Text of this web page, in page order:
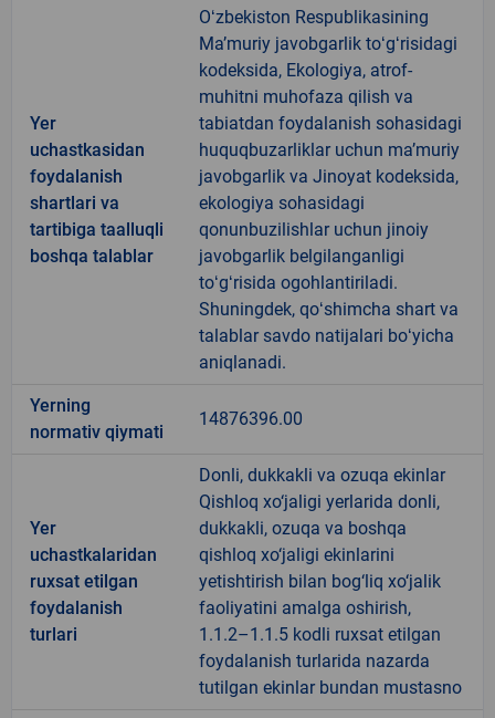
Yer
uchastkasidan
foydalanish
shartlari va
tartibiga taalluqli
boshqa talablar
Oʻzbekiston Respublikasining
Maʼmuriy javobgarlik toʻgʻrisidagi
kodeksida, Ekologiya, atrof-
muhitni muhofaza qilish va
tabiatdan foydalanish sohasidagi
huquqbuzarliklar uchun maʼmuriy
javobgarlik va Jinoyat kodeksida,
ekologiya sohasidagi
qonunbuzilishlar uchun jinoiy
javobgarlik belgilanganligi
toʻgʻrisida ogohlantiriladi.
Shuningdek, qoʻshimcha shart va
talablar savdo natijalari boʻyicha
aniqlanadi.
Yerning
normativ qiymati
14876396.00
Yer
uchastkalaridan
ruxsat etilgan
foydalanish
turlari
Donli, dukkakli va ozuqa ekinlar
Qishloq xo‘jaligi yerlarida donli,
dukkakli, ozuqa va boshqa
qishloq xo‘jaligi ekinlarini
yetishtirish bilan bog‘liq xo‘jalik
faoliyatini amalga oshirish,
1.1.2–1.1.5 kodli ruxsat etilgan
foydalanish turlarida nazarda
tutilgan ekinlar bundan mustasno